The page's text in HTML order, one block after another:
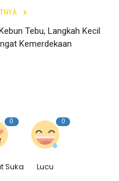
Tebu, Langkah Kecil
Kemerdekaan
0
Suka
0
Lucu